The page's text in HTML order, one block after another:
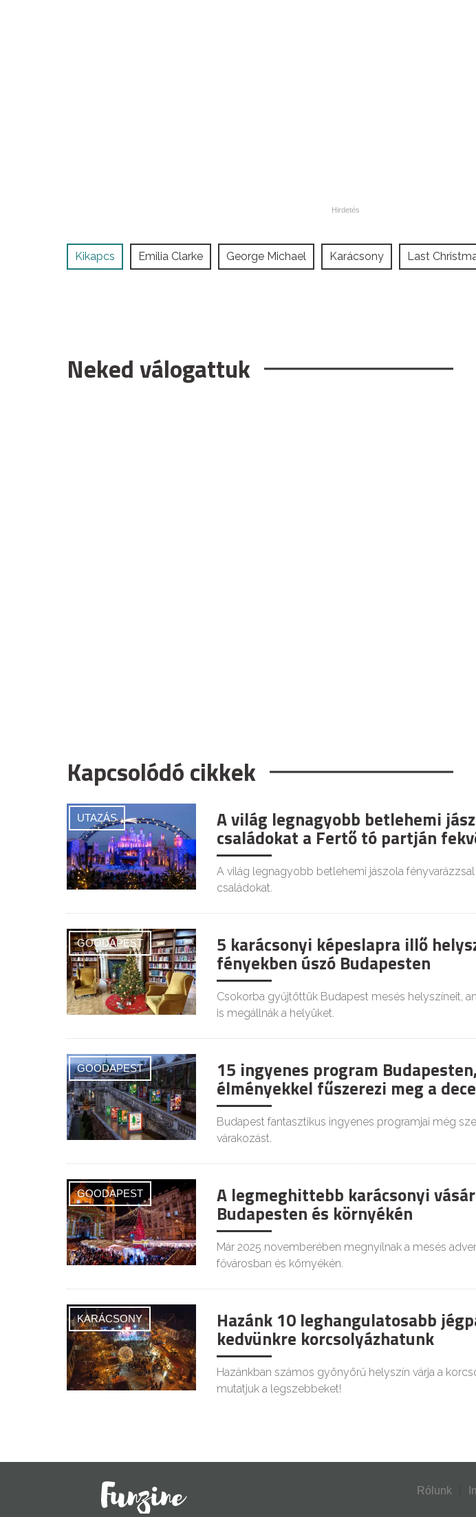
Kikapcs Emilia Clarke George Michael Karácsony Last
Neked válogattuk
Kapcsolódó cikkek
UTAZÁS A világ legnagyobb betlehemi
családokat a Fertő tó partján
A világ legnagyobb betlehemi jászola
családokat.
GOODAPEST 5 karácsonyi képeslapra illő
fényekben úszó Budapesten
Csokorba gyűjtöttük Budapest mesés helyszíneit,
is megállnák a helyüket.
GOODAPEST 15 ingyenes program
élményekkel fűszerezi meg a
Budapest fantasztikus ingyenes programjai még
várakozást.
GOODAPEST A legmeghittebb karácsonyi
Budapesten és környékén
Már 2025 novemberében megnyílnak a mesés
fővárosban és környékén.
KARÁCSONY Hazánk 10 leghangulatosabb
kedvünkre korcsolyázhatunk
Hazánkban számos gyönyörű helyszín várja a
mutatjuk a legszebbeket!
Rólunk